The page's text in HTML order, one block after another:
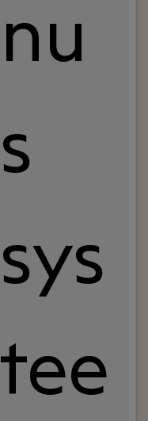
nu
s
sys
tee